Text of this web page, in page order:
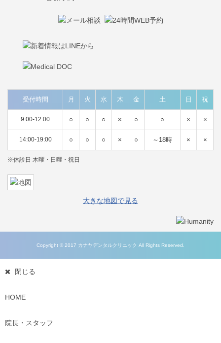
受付時間 月 火 水 木 金 土 日 祝
9:00-12:00 ○ ○ ○ × ○ ○ × ×
14:00-19:00 ○ ○ ○ × ○ ～18時 × ×
※休診日 木曜・日曜・祝日
大きな地図で見る
Copyright © 2017 カナヤデンタルクリニック All Rights Reserved.
閉じる
HOME
院長・スタッフ